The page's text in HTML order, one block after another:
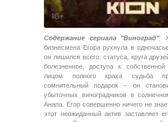
Содержание сериала "Виноград":
бизнесмена Егора рухнула в
он лишился всего: статуса, круга
болезненное, доступа к
лицом полного краха судьба
сомнительный подарок – он
убыточных виноградников в
Анапа. Егор совершенно ничего не
этот неожиданный актив заставляет